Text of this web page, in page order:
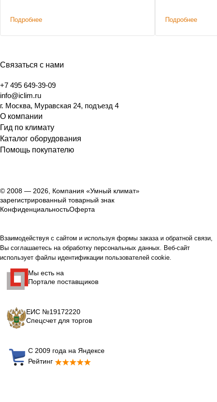
использованию и охране памятников
Подробнее Подробнее
Связаться с нами
+7 495 649-39-09
info@iclim.ru
г. Москва, Муравская 24, подъезд 4
О компании
Гид по климату
Каталог оборудования
Помощь покупателю
© 2008 — 2026, Компания «Умный климат»
зарегистрированный товарный знак
КонфиденциальностьОферта
Взаимодействуя с сайтом и используя формы заказа и обратной связи,
Вы соглашаетесь на обработку персональных данных. Веб-сайт
использует файлы идентификации пользователей cookie.
Мы есть на
Портале поставщиков
ЕИС №19172220
Спецсчет для торгов
С 2009 года на Яндексе
Рейтинг